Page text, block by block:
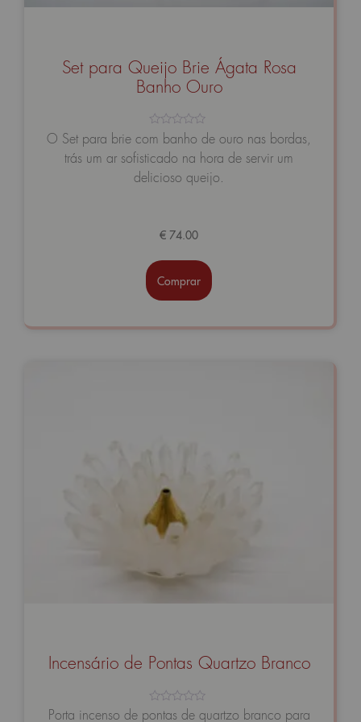
Set para Queijo Brie Ágata Rosa
Banho Ouro
Avaliação
0
de
5
O Set para brie com banho de ouro nas bordas,
trás um ar sofisticado na hora de servir um
delicioso queijo.
€ 74.00
Comprar
Incensário de Pontas Quartzo Branco
Avaliação
Porta incenso de pontas de quartzo branco para